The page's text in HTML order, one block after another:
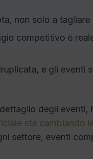
non solo a tagliare
competitivo è
e gli eventi
degli eventi,
sta cambiando
settore, eventi